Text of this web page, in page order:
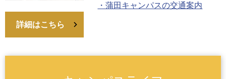
詳細はこちら
・蒲田キャンパスの交通案内